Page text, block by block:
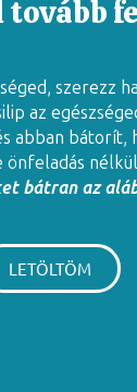
tovább
szerezz
az
abban bátorít,
önfeladás
bátran az
LETÖLTÖM